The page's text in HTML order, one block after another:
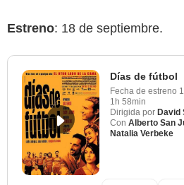
Estreno: 18 de septiembre.
Días de fútbol
Fecha de estreno
1h 58min
Dirigida por David
Con Alberto San
Natalia Verbeke